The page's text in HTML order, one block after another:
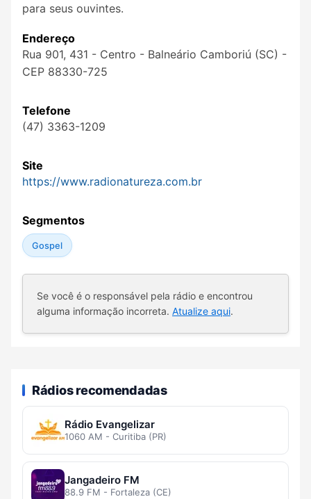
para seus ouvintes.
Endereço
Rua 901, 431 - Centro - Balneário Camboriú (SC) -
CEP 88330-725
Telefone
(47) 3363-1209
Site
https://www.radionatureza.com.br
Segmentos
Gospel
Se você é o responsável pela rádio e encontrou
alguma informação incorreta. Atualize aqui.
Rádios recomendadas
Rádio Evangelizar
1060 AM - Curitiba (PR)
Jangadeiro FM
88.9 FM - Fortaleza (CE)